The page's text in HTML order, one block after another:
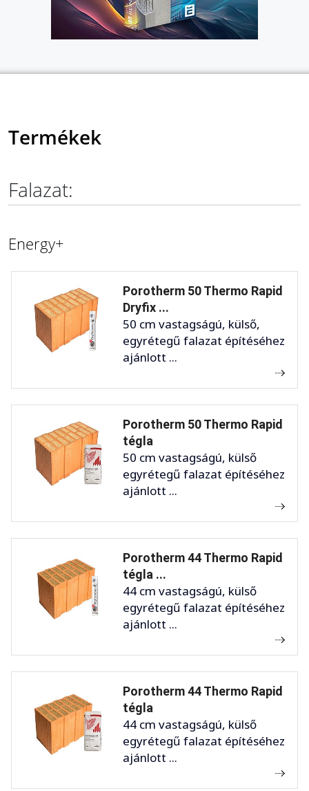
Termékek
Falazat:
Energy+
Porotherm 50 Thermo Rapid
Dryfix ...
50 cm vastagságú, külső,
egyrétegű falazat építéséhez
ajánlott ...
Porotherm 50 Thermo Rapid
tégla
50 cm vastagságú, külső
egyrétegű falazat építéséhez
ajánlott ...
Porotherm 44 Thermo Rapid
tégla ...
44 cm vastagságú, külső
egyrétegű falazat építéséhez
ajánlott ...
Porotherm 44 Thermo Rapid
tégla
44 cm vastagságú, külső
egyrétegű falazat építéséhez
ajánlott ...